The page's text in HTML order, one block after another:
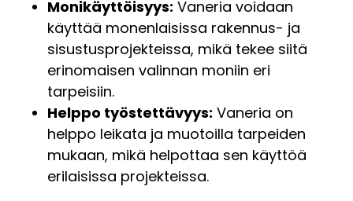
Monikäyttöisyys: Vaneria voidaan
käyttää monenlaisissa rakennus- ja
sisustusprojekteissa, mikä tekee siitä
erinomaisen valinnan moniin eri
tarpeisiin.
Helppo työstettävyys: Vaneria on
helppo leikata ja muotoilla tarpeiden
mukaan, mikä helpottaa sen käyttöä
erilaisissa projekteissa.